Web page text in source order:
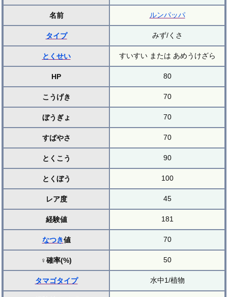
名前 ルンパッパ
タイプ みず/くさ
とくせい すいすい または あめうけざら
HP 80
こうげき 70
ぼうぎょ 70
すばやさ 70
とくこう 90
とくぼう 100
レア度 45
経験値 181
なつき値 70
♀確率(%) 50
タマゴタイプ 水中1/植物